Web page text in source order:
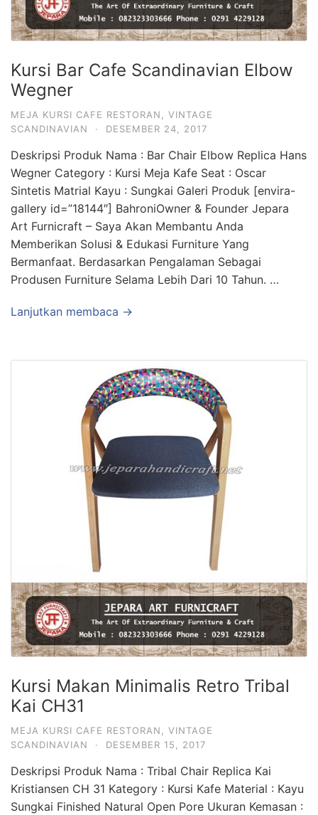
Kursi Bar Cafe Scandinavian Elbow
Wegner
MEJA KURSI CAFE RESTORAN
VINTAGE
SCANDINAVIAN
· DESEMBER 24, 2017
Deskripsi Produk Nama : Bar Chair Elbow Replica Hans
Wegner Category : Kursi Meja Kafe Seat : Oscar
Sintetis Matrial Kayu : Sungkai Galeri Produk [envira-
gallery id=”18144″] BahroniOwner & Founder Jepara
Art Furnicraft – Saya Akan Membantu Anda
Memberikan Solusi & Edukasi Furniture Yang
Bermanfaat. Berdasarkan Pengalaman Sebagai
Produsen Furniture Selama Lebih Dari 10 Tahun. …
Lanjutkan membaca →
Kursi Makan Minimalis Retro Tribal
Kai CH31
MEJA KURSI CAFE RESTORAN
VINTAGE
SCANDINAVIAN
· DESEMBER 15, 2017
Deskripsi Produk Nama : Tribal Chair Replica Kai
Kristiansen CH 31 Kategory : Kursi Kafe Material : Kayu
Sungkai Finished Natural Open Pore Ukuran Kemasan :